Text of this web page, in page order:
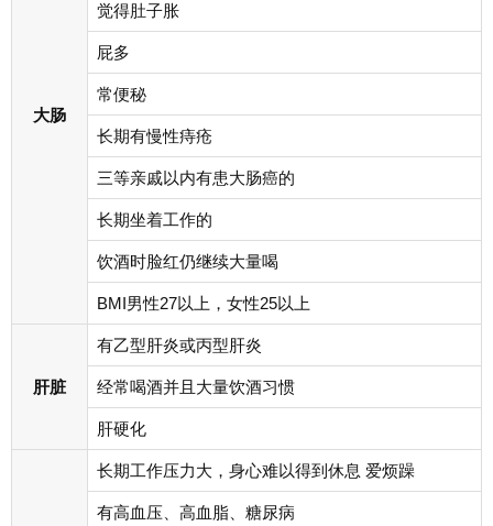
大肠
觉得肚子胀
屁多
常便秘
长期有慢性痔疮
三等亲戚以内有患大肠癌的
长期坐着工作的
饮酒时脸红仍继续大量喝
BMI男性27以上，女性25以上
肝脏
有乙型肝炎或丙型肝炎
经常喝酒并且大量饮酒习惯
肝硬化
长期工作压力大，身心难以得到休息 爱烦躁
有高血压、高血脂、糖尿病